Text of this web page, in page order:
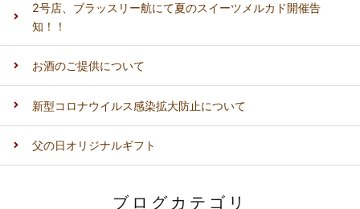
2号店、ブラッスリー航にて夏のスイーツメルカド開催告
知！！
お酒のご提供について
新型コロナウイルス感染拡大防止について
父の日オリジナルギフト
ブログカテゴリ